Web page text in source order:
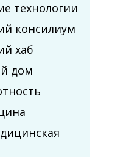
технологии
консилиум
хаб
дом